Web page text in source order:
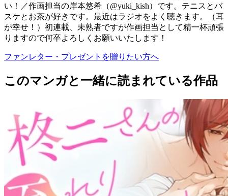
い！／作画担当の岸本悠希（@yuki_kish）です。テニスとバ
スケとお茶が好きです。最近はラジオをよく聴きます。（耳
が幸せ！）初連載、未熟者ですが作画担当として精一杯頑張
りますので何卒よろしくお願いいたします！
ファンレター・プレゼントを贈りたい方へ
このマンガと一緒に読まれている作品